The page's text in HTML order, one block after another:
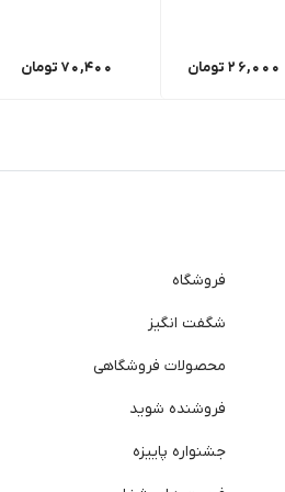
26,000 تومان 70,400 تومان
فروشگاه
شگفت انگیز
محصولات فروشگاهی
فروشنده شوید
جشنواره پاییزه